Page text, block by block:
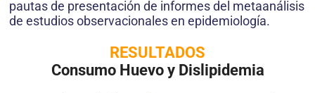
pautas de presentación de informes del metaanálisis
de estudios observacionales en epidemiología.
RESULTADOS
Consumo Huevo y Dislipidemia